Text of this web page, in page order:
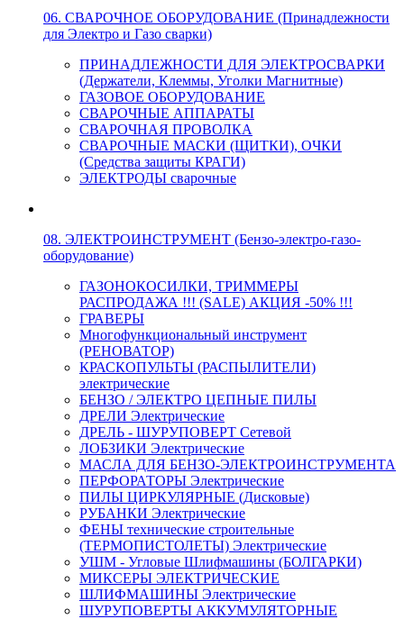
06. СВАРОЧНОЕ ОБОРУДОВАНИЕ (Принадлежности
для Электро и Газо сварки)
ПРИНАДЛЕЖНОСТИ ДЛЯ ЭЛЕКТРОСВАРКИ
(Держатели, Клеммы, Уголки Магнитные)
ГАЗОВОЕ ОБОРУДОВАНИЕ
СВАРОЧНЫЕ АППАРАТЫ
СВАРОЧНАЯ ПРОВОЛКА
СВАРОЧНЫЕ МАСКИ (ЩИТКИ), ОЧКИ
(Средства защиты КРАГИ)
ЭЛЕКТРОДЫ сварочные
08. ЭЛЕКТРОИНСТРУМЕНТ (Бензо-электро-газо-
оборудование)
ГАЗОНОКОСИЛКИ, ТРИММЕРЫ
РАСПРОДАЖА !!! (SALE) АКЦИЯ -50% !!!
ГРАВЕРЫ
Многофункциональный инструмент
(РЕНОВАТОР)
КРАСКОПУЛЬТЫ (РАСПЫЛИТЕЛИ)
электрические
БЕНЗО / ЭЛЕКТРО ЦЕПНЫЕ ПИЛЫ
ДРЕЛИ Электрические
ДРЕЛЬ - ШУРУПОВЕРТ Сетевой
ЛОБЗИКИ Электрические
МАСЛА ДЛЯ БЕНЗО-ЭЛЕКТРОИНСТРУМЕНТА
ПЕРФОРАТОРЫ Электрические
ПИЛЫ ЦИРКУЛЯРНЫЕ (Дисковые)
РУБАНКИ Электрические
ФЕНЫ технические строительные
(ТЕРМОПИСТОЛЕТЫ) Электрические
УШМ - Угловые Шлифмашины (БОЛГАРКИ)
МИКСЕРЫ ЭЛЕКТРИЧЕСКИЕ
ШЛИФМАШИНЫ Электрические
ШУРУПОВЕРТЫ АККУМУЛЯТОРНЫЕ